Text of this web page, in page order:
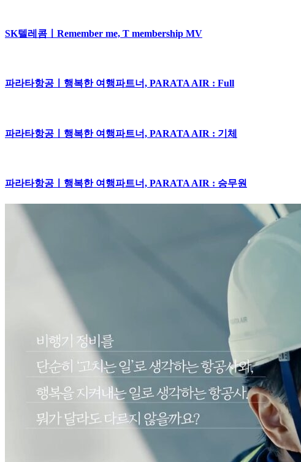
SK텔레콤ㅣRemember me, T membership MV
파라타항공ㅣ행복한 여행파트너, PARATA AIR : Full
파라타항공ㅣ행복한 여행파트너, PARATA AIR : 기체
파라타항공ㅣ행복한 여행파트너, PARATA AIR : 승무원